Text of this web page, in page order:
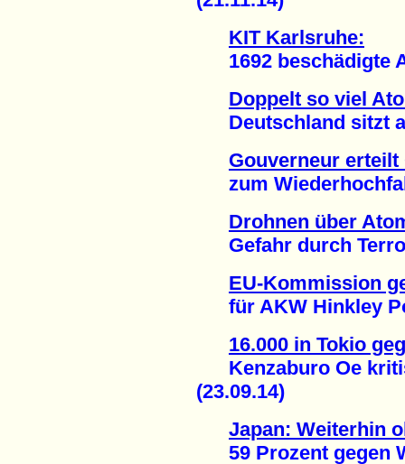
KIT Karlsruhe:
1692 beschädigte
Doppelt so viel
Deutschland sitzt
Gouverneur erteilt
zum
Drohnen über
Gefahr durch
EU-Kommission
für AKW Hinkley
16.000 in Tokio
Kenzaburo Oe
(23.09.14)
Japan: Weiterhin
59 Prozent gegen